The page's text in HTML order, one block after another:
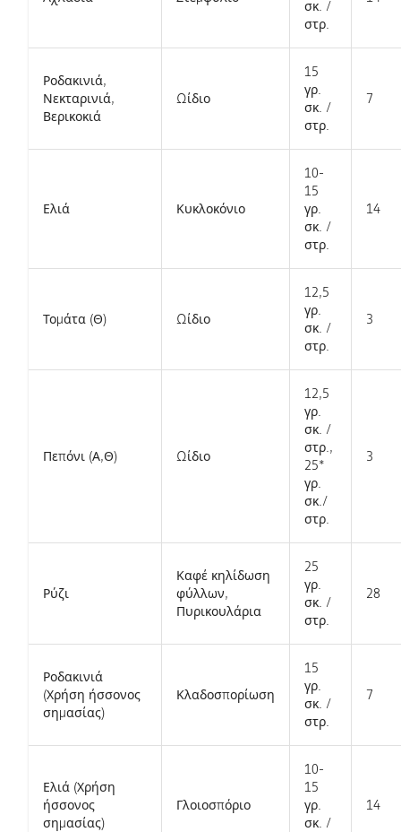
σκ. /
στρ.
Ροδακινιά,
Νεκταρινιά,
Βερικοκιά​
Ωίδιο
15
γρ.
σκ. /
στρ.
7
Ελιά Κυκλοκόνιο
10-
15
γρ.
σκ. /
στρ.
14
Τομάτα (Θ) Ωίδιο
12,5
γρ.
σκ. /
στρ.
3
Πεπόνι (Α,Θ) Ωίδιο
12,5
γρ.
σκ. /
στρ.,
25*
γρ.
σκ./
στρ.
3
Ρύζι
Καφέ κηλίδωση
φύλλων,
Πυρικουλάρια​
25
γρ.
σκ. /
στρ.
28
Ροδακινιά
(Χρήση ήσσονος
σημασίας)​
Κλαδοσπορίωση
15
γρ.
σκ. /
στρ.
7
Ελιά (Χρήση
ήσσονος
σημασίας)​
Γλοιοσπόριο
10-
15
γρ.
σκ. /
14